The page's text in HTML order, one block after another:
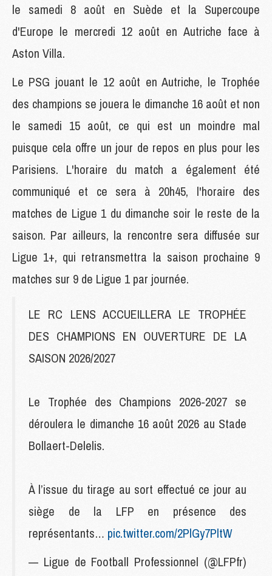
le samedi 8 août en Suède et la Supercoupe
d'Europe le mercredi 12 août en Autriche face à
Aston Villa.
Le PSG jouant le 12 août en Autriche, le Trophée
des champions se jouera le dimanche 16 août et non
le samedi 15 août, ce qui est un moindre mal
puisque cela offre un jour de repos en plus pour les
Parisiens. L'horaire du match a également été
communiqué et ce sera à 20h45, l'horaire des
matches de Ligue 1 du dimanche soir le reste de la
saison. Par ailleurs, la rencontre sera diffusée sur
Ligue 1+, qui retransmettra la saison prochaine 9
matches sur 9 de Ligue 1 par journée.
LE RC LENS ACCUEILLERA LE TROPHÉE
DES CHAMPIONS EN OUVERTURE DE LA
SAISON 2026/2027
Le Trophée des Champions 2026-2027 se
déroulera le dimanche 16 août 2026 au Stade
Bollaert-Delelis.
À l’issue du tirage au sort effectué ce jour au
siège de la LFP en présence des
représentants… pic.twitter.com/2PlGy7PltW
— Ligue de Football Professionnel (@LFPfr)